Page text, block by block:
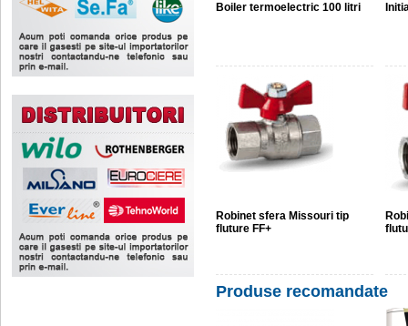
Boiler termoelectric 100 litri
Robinet sfera Missouri tip
fluture FF+
Produse recomandate